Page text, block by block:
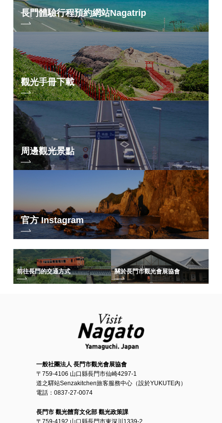
秋風吹來。
摘自《金子美鈴童謠全集》（JULA出版社）
*金子美鈴的詩歌是在金子美鈴著作保存協會的批准下出版的。
長門體驗行程預約網站Nagatrip
觀光手冊下載
周邊觀光景點
官方 Instagram
前往長門的交通方式 關於長門市觀光會展協會
一般社團法人 長門市觀光會展協會
〒759-4106 山口縣長門市仙崎4297-1
道之驛站Senzakitchen旅客服務中心（設於YUKUTE內）
電話：0837-27-0074
長門市 觀光體育文化部 觀光政策課
〒759-4192 山口縣長門市東深川1339-2